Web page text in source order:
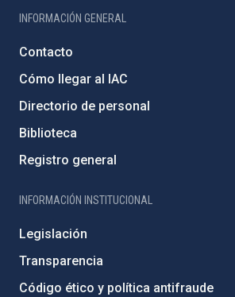
INFORMACIÓN GENERAL
Contacto
Cómo llegar al IAC
Directorio de personal
Biblioteca
Registro general
INFORMACIÓN INSTITUCIONAL
Legislación
Transparencia
Código ético y política antifraude